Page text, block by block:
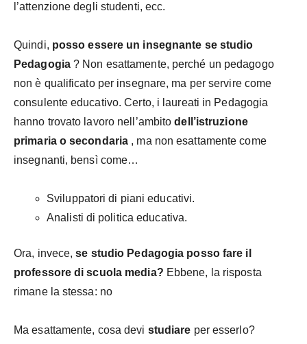
l’attenzione degli studenti, ecc.
Quindi, posso essere un insegnante se studio
Pedagogia? Non esattamente, perché un pedagogo
non è qualificato per insegnare, ma per servire come
consulente educativo. Certo, i laureati in Pedagogia
hanno trovato lavoro nell’ambitodell’istruzione
primaria o secondaria , ma non esattamente come
insegnanti, bensì come…
Sviluppatori di piani educativi.
Analisti di politica educativa.
Ora, invece,se studio Pedagogia posso fare il
professore di scuola media? Ebbene, la risposta
rimane la stessa: no
Ma esattamente, cosa devi studiare per esserlo?